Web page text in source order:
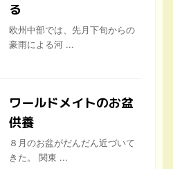
る
欧州中部では、先月下旬からの
豪雨による河 ...
ワールドメイトのお盆
供養
８月のお盆がだんだん近づいて
きた。 関東 ...